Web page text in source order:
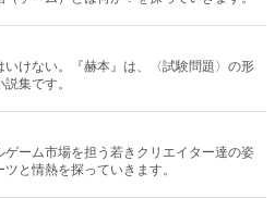
いけない。『赫本』は、〈試験問題〉の形
集です。
ゲーム市場を担う若きクリエイター達の姿
と情熱を探っていきます。